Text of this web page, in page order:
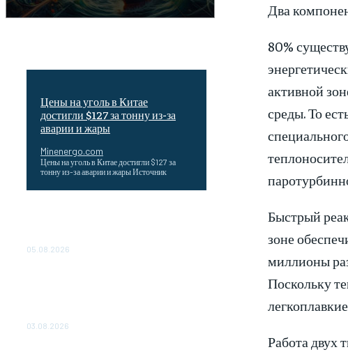
Цены на уголь в Китае
достигли $127 за тонну из-за
аварии и жары
Minenergo.com
Цены на уголь в Китае достигли $127 за
тонну из-за аварии и жары Источник
05.08.2026
03.08.2026
Два
80%
активной
среды. То
Быстрый
зоне
миллионы
Поскольку
Работа двух